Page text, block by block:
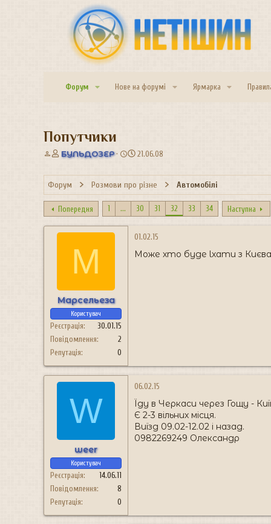
Форум Нове на форумі Ярмарка
Попутчики
А
т
о
р
т
е
м
БУЛЬДОЗЕР
Д
т
а
с
т
в
р
е
21.06.08
Форум Розмови про різне Автомобілі
Попередня 1 ... 30 31 32 33 34 Наступна
М
Марсельеза
Користувач
Реєстрація
30.01.15
Повідомлення
2
Репутація
0
01.02.15
Може хто буде lхати з
W
weer
Користувач
Реєстрація
14.06.11
Повідомлення
8
Репутація
0
06.02.15
Їду в Черкаси через Гощу -
Є 2-3 вільних місця.
Виїзд 09.02-12.02 і назад.
0982269249 Олександр